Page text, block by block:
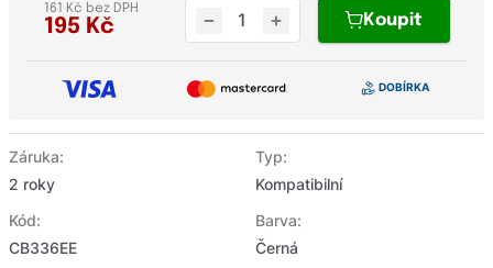
Záruka:
2 roky
Typ:
Kompatibilní
Kód:
CB336EE
Barva:
Černá
195 Kč
161 Kč bez DPH
Koupit